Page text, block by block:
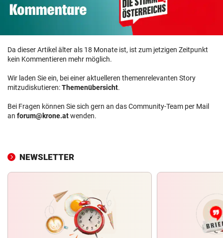
Da dieser Artikel älter als 18 Monate ist, ist zum jetzigen Zeitpunkt
kein Kommentieren mehr möglich.
Wir laden Sie ein, bei einer aktuelleren themenrelevanten Story
mitzudiskutieren:Themenübersicht.
Bei Fragen können Sie sich gern an das Community-Team per Mail
an forum@krone.atwenden.
NEWSLETTER